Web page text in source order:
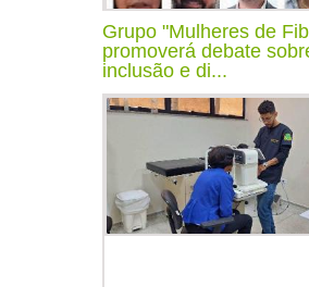
Grupo "Mulheres de
promoverá debate
inclusão e di...